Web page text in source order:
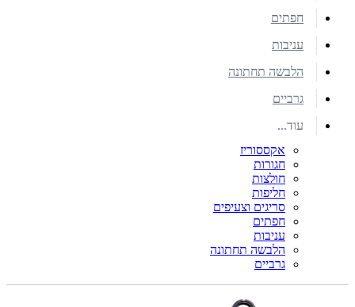
חפתים
עניבות
הלבשה תחתונה
גרביים
עוד...
אקססוריז
חגורות
חולצות
חליפות
סריגים וצעיפים
חפתים
עניבות
הלבשה תחתונה
גרביים